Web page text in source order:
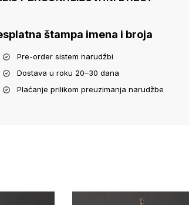
štampa imena i broja
Pre-order sistem narudžbi
Dostava u roku 20–30 dana
Plaćanje prilikom preuzimanja narudžbe